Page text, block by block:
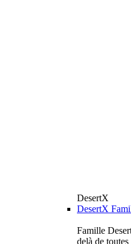
DesertX
DesertX
Famille
delà de